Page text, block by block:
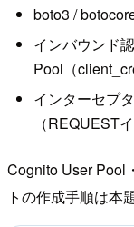
boto3 /
インバウンド
Pool（
インターセプ
（REQUEST
Cognito User Pool
トの作成手順は本